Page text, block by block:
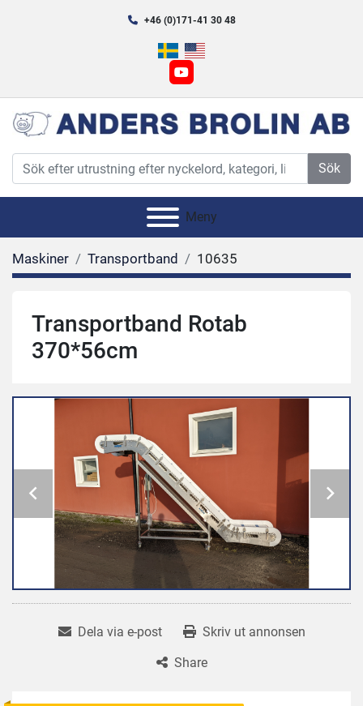
+46 (0)171-41 30 48
youtube
Sök
Meny
Maskiner Transportband 10635
Transportband Rotab
370*56cm
Dela via e-post
Skriv ut annonsen
Share